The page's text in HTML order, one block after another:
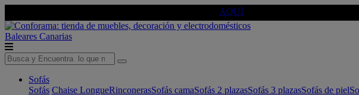
AQUÍ
Baleares Canarias
Sofás
Sofás Chaise LongueRinconerasSofás camaSofás 2 plazasSofás 3 plazasSofás de piel